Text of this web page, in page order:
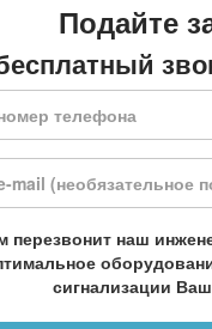
Подайте
перезвонит наш
сигнализации